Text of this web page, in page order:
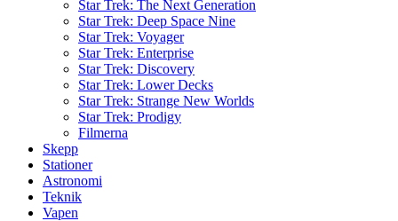
Star Trek: The Next Generation
Star Trek: Deep Space Nine
Star Trek: Voyager
Star Trek: Enterprise
Star Trek: Discovery
Star Trek: Lower Decks
Star Trek: Strange New Worlds
Star Trek: Prodigy
Filmerna
Skepp
Stationer
Astronomi
Teknik
Vapen